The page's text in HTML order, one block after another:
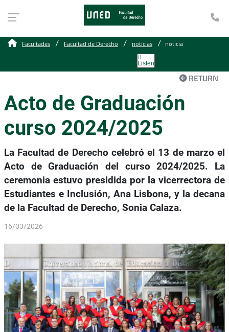
Facultades Facultad de Derecho noticias noticia
Listen
RETURN
Acto de Graduación
curso 2024/2025
La Facultad de Derecho celebró el 13 de marzo el
Acto de Graduación del curso 2024/2025. La
ceremonia estuvo presidida por la vicerrectora de
Estudiantes e Inclusión, Ana Lisbona, y la decana
de la Facultad de Derecho, Sonia Calaza.
16/03/2026